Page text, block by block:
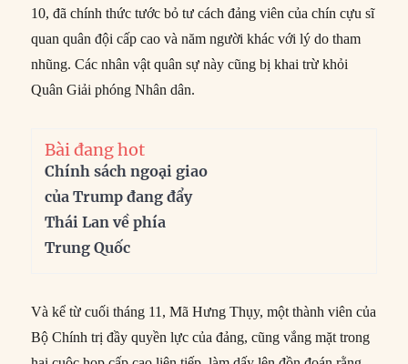
10, đã chính thức tước bỏ tư cách đảng viên của chín cựu sĩ
quan quân đội cấp cao và năm người khác với lý do tham
nhũng. Các nhân vật quân sự này cũng bị khai trừ khỏi
Quân Giải phóng Nhân dân.
Bài đang hot
Chính sách ngoại giao
của Trump đang đẩy
Thái Lan về phía
Trung Quốc
Và kể từ cuối tháng 11, Mã Hưng Thụy, một thành viên của
Bộ Chính trị đầy quyền lực của đảng, cũng vắng mặt trong